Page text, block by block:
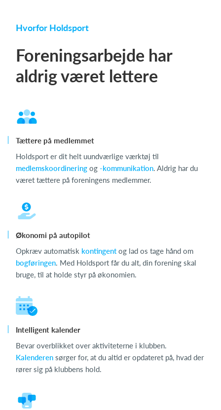
Hvorfor Holdsport
Foreningsarbejde har
aldrig været lettere
Tættere på medlemmet
Holdsport er dit helt uundværlige værktøj til
medlemskoordinering og -kommunikation. Aldrig har du
været tættere på foreningens medlemmer.
Økonomi på autopilot
Opkræv automatisk kontingentog lad os tage hånd om
bogføringen. Med Holdsport får du alt, din forening skal
bruge, til at holde styr på økonomien.
Intelligent kalender
Bevar overblikket over aktiviteterne i klubben.
Kalenderen sørger for, at du altid er opdateret på, hvad der
rører sig på klubbens hold.